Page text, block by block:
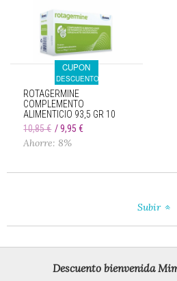
CUPON
DESCUENTO
ROTAGERMINE
COMPLEMENTO
ALIMENTICIO 93,5 GR 10
FRASCOS
10,85 € 9,95 €
Ahorre: 8%
Subir
Descuento bienvenida